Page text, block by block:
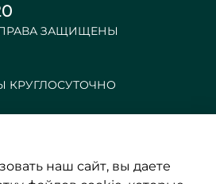
ПРАВА ЗАЩИЩЕНЫ
КРУГЛОСУТОЧНО
наш сайт, вы даете